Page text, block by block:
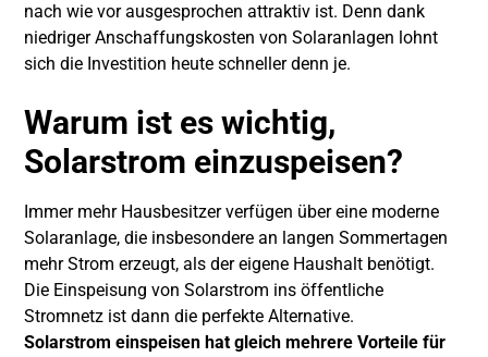
nach wie vor ausgesprochen attraktiv ist. Denn dank
niedriger Anschaffungskosten von Solaranlagen lohnt
sich die Investition heute schneller denn je.
Warum ist es wichtig,
Solarstrom einzuspeisen?
Immer mehr Hausbesitzer verfügen über eine moderne
Solaranlage, die insbesondere an langen Sommertagen
mehr Strom erzeugt, als der eigene Haushalt benötigt.
Die Einspeisung von Solarstrom ins öffentliche
Stromnetz ist dann die perfekte Alternative.
Solarstrom einspeisen hat gleich mehrere Vorteile für